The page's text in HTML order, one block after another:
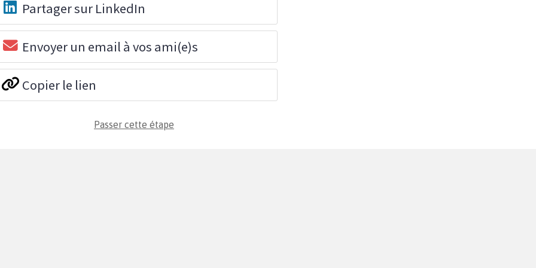
Partager sur LinkedIn
Envoyer un email à vos ami(e)s
Copier le lien
Passer cette étape